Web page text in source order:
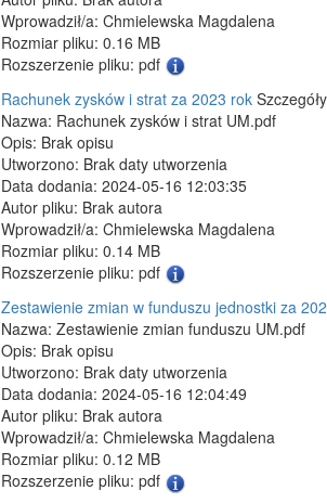
Wprowadził/a: Chmielewska Magdalena
Rozmiar pliku: 0.16 MB
Rozszerzenie pliku: pdf
Rachunek zysków i strat za 2023 rok
Nazwa: Rachunek zysków i strat UM.pdf
Opis: Brak opisu
Utworzono: Brak daty utworzenia
Data dodania: 2024-05-16 12:03:35
Autor pliku: Brak autora
Wprowadził/a: Chmielewska Magdalena
Rozmiar pliku: 0.14 MB
Rozszerzenie pliku: pdf
Zestawienie zmian w funduszu jednostki za
Nazwa: Zestawienie zmian funduszu UM.pdf
Opis: Brak opisu
Utworzono: Brak daty utworzenia
Data dodania: 2024-05-16 12:04:49
Autor pliku: Brak autora
Wprowadził/a: Chmielewska Magdalena
Rozmiar pliku: 0.12 MB
Rozszerzenie pliku: pdf